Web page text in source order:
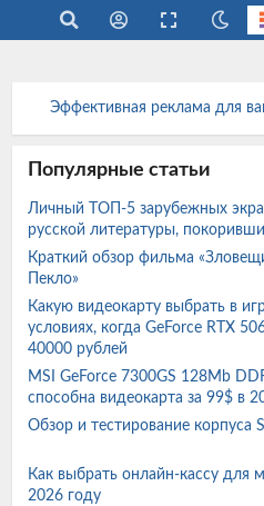
Эффективная реклама для
Популярные статьи
Личный ТОП-5 зарубежных
русской литературы,
Краткий обзор фильма
Пекло»
Какую видеокарту выбрать в
условиях, когда GeForce RTX
40000 рублей
MSI GeForce 7300GS 128Mb
способна видеокарта за 99$ в
Обзор и тестирование корпуса
Как выбрать онлайн-кассу для
2026 году